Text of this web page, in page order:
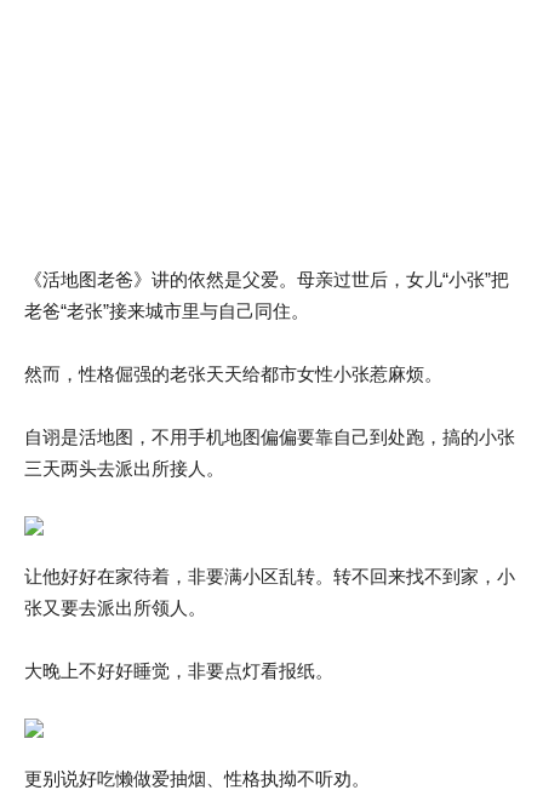
《活地图老爸》讲的依然是父爱。母亲过世后，女儿“小张”把
老爸“老张”接来城市里与自己同住。
然而，性格倔强的老张天天给都市女性小张惹麻烦。
自诩是活地图，不用手机地图偏偏要靠自己到处跑，搞的小张
三天两头去派出所接人。
让他好好在家待着，非要满小区乱转。转不回来找不到家，小
张又要去派出所领人。
大晚上不好好睡觉，非要点灯看报纸。
更别说好吃懒做爱抽烟、性格执拗不听劝。